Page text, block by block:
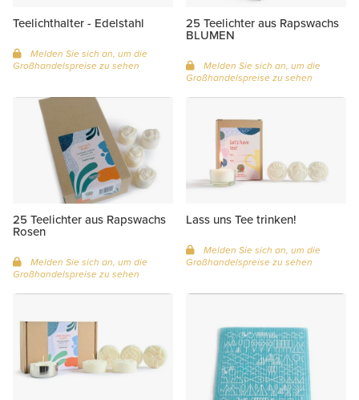
Teelichthalter - Edelstahl
Melden Sie sich an, um die
Großhandelspreise zu sehen
25 Teelichter aus Rapswachs
BLUMEN
Melden Sie sich an, um die
Großhandelspreise zu sehen
25 Teelichter aus Rapswachs
Rosen
Melden Sie sich an, um die
Großhandelspreise zu sehen
Lass uns Tee trinken!
Melden Sie sich an, um die
Großhandelspreise zu sehen